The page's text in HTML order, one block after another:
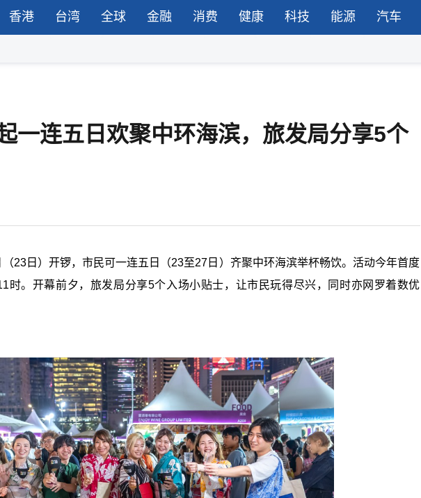
香港 台湾 全球 金融 消费 健康 科技 能源 汽车
一连五日欢聚中环海滨，旅发局分享5个
23日）开锣，市民可一连五日（23至27日）齐聚中环海滨举杯畅饮。活动今年首度
时。开幕前夕，旅发局分享5个入场小贴士，让市民玩得尽兴，同时亦网罗着数优